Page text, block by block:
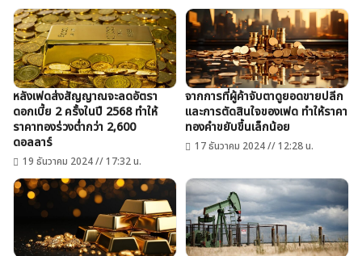
หลังเฟดส่งสัญญาณจะลดอัตรา
ดอกเบี้ย 2 ครั้งในปี 2568 ทำให้
ราคาทองร่วงต่ำกว่า 2,600
ดอลลาร์
19 ธันวาคม 2024 // 17:32 น.
จากการที่ผู้ค้าจับตาดูยอดขายปลีก
และการตัดสินใจของเฟด ทำให้ราคา
ทองคำขยับขึ้นเล็กน้อย
17 ธันวาคม 2024 // 12:28 น.